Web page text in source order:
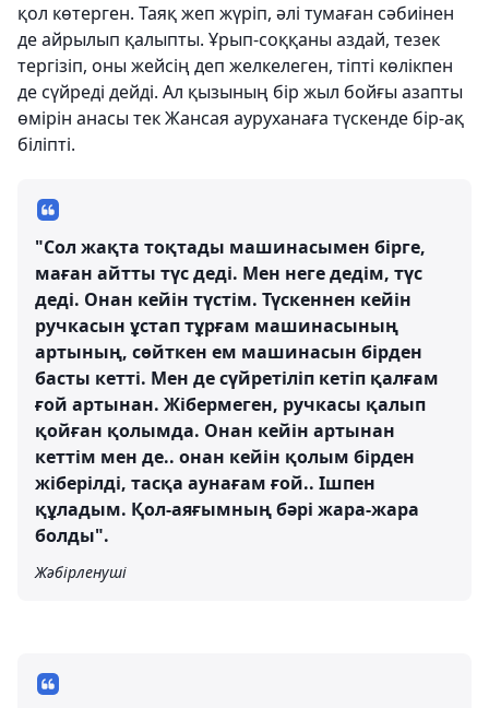
қол көтерген. Таяқ жеп жүріп, әлі тумаған сәбиінен
де айрылып қалыпты. Ұрып-соққаны аздай, тезек
тергізіп, оны жейсің деп желкелеген, тіпті көлікпен
де сүйреді дейді. Ал қызының бір жыл бойғы азапты
өмірін анасы тек Жансая ауруханаға түскенде бір-ақ
біліпті.
"Сол жақта тоқтады машинасымен бірге,
маған айтты түс деді. Мен неге дедім, түс
деді. Онан кейін түстім. Түскеннен кейін
ручкасын ұстап тұрғам машинасының
артының, сөйткен ем машинасын бірден
басты кетті. Мен де сүйретіліп кетіп қалғам
ғой артынан. Жібермеген, ручкасы қалып
қойған қолымда. Онан кейін артынан
кеттім мен де.. онан кейін қолым бірден
жіберілді, тасқа аунағам ғой.. Ішпен
құладым. Қол-аяғымның бәрі жара-жара
болды".
Жәбірленуші